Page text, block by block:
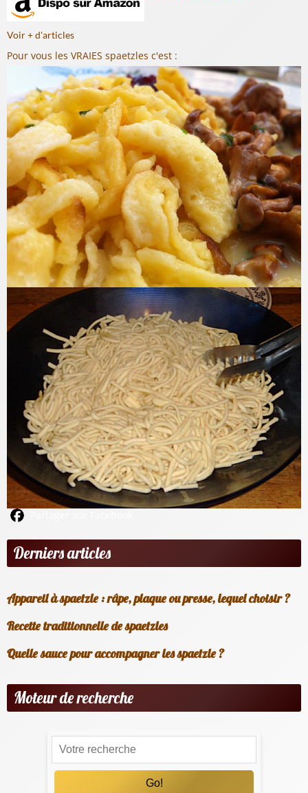
Voir + d'articles
Pour vous les VRAIES spaetzles c'est :
Derniers articles
Appareil à spaetzle : râpe, plaque ou presse, lequel choisir ?
Recette traditionnelle de spaetzles
Quelle sauce pour accompagner les spaetzle ?
Moteur de recherche
Go!